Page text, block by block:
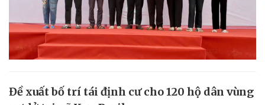
Đề xuất bố trí tái định cư cho 120 hộ dân vùng